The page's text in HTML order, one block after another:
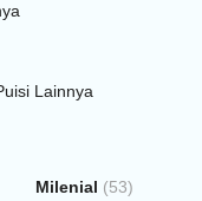
Lainnya
Milenial (53)